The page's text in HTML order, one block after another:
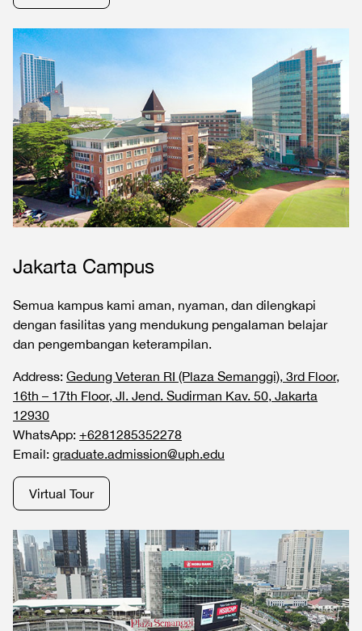
Jakarta Campus
Semua kampus kami aman, nyaman, dan dilengkapi
dengan fasilitas yang mendukung pengalaman belajar
dan pengembangan keterampilan.
Address: Gedung Veteran RI (Plaza Semanggi), 3rd Floor,
16th – 17th Floor, Jl. Jend. Sudirman Kav. 50, Jakarta
12930
WhatsApp: +6281285352278
Email: graduate.admission@uph.edu
Virtual Tour